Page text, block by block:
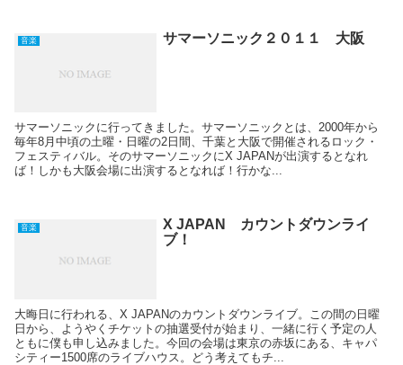
音楽 サマーソニック２０１１ 大阪
サマーソニックに行ってきました。サマーソニックとは、2000年から
毎年8月中頃の土曜・日曜の2日間、千葉と大阪で開催されるロック・
フェスティバル。そのサマーソニックにX JAPANが出演するとなれ
ば！しかも大阪会場に出演するとなれば！行かな...
音楽
X JAPAN カウントダウンライ
ブ！
大晦日に行われる、X JAPANのカウントダウンライブ。この間の日曜
日から、ようやくチケットの抽選受付が始まり、一緒に行く予定の人
ともに僕も申し込みました。今回の会場は東京の赤坂にある、キャパ
シティー1500席のライブハウス。どう考えてもチ...